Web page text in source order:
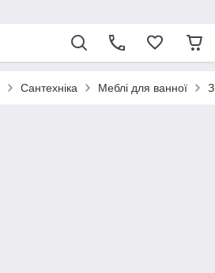
Сантехніка Меблі для ванної